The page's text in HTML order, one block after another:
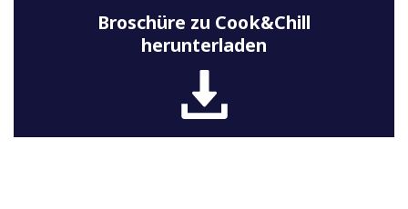
Broschüre zu Cook&Chill
herunterladen